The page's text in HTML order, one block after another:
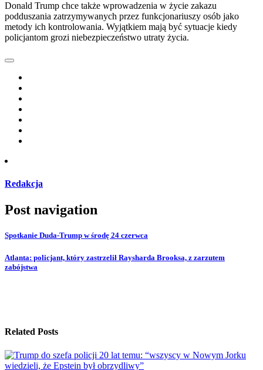
Donald Trump chce także wprowadzenia w życie zakazu
podduszania zatrzymywanych przez funkcjonariuszy osób jako
metody ich kontrolowania. Wyjątkiem mają być sytuacje kiedy
policjantom grozi niebezpieczeństwo utraty życia.
Redakcja
Post navigation
Spotkanie Duda-Trump w środę 24 czerwca
Atlanta: policjant, który zastrzelił Raysharda Brooksa, z zarzutem
zabójstwa
Related Posts